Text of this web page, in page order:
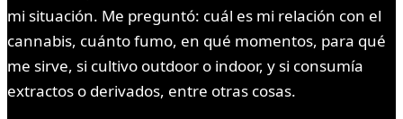
mi situación. Me preguntó: cuál es mi relación con el
cannabis, cuánto fumo, en qué momentos, para qué
me sirve, si cultivo outdoor o indoor, y si consumía
extractos o derivados, entre otras cosas.